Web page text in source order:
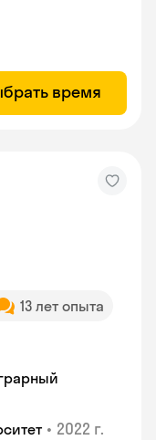
время
13 лет опыта
• 2022 г.